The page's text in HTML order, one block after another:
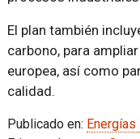
El plan también
carbono, para
europea, así como
calidad.
Publicado en: Energías